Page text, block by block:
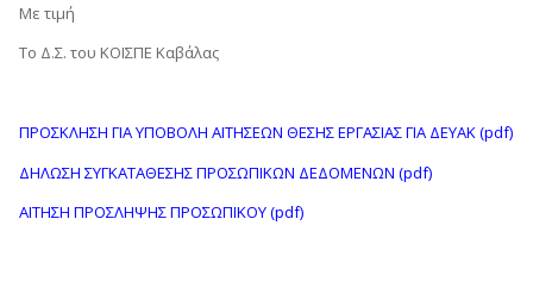
Με τιμή
Το Δ.Σ. του ΚΟΙΣΠΕ Καβάλας
ΠΡΟΣΚΛΗΣΗ ΓΙΑ ΥΠΟΒΟΛΗ ΑΙΤΗΣΕΩΝ ΘΕΣΗΣ ΕΡΓΑΣΙΑΣ ΓΙΑ ΔΕΥΑΚ (pdf)
ΔΗΛΩΣΗ ΣΥΓΚΑΤΑΘΕΣΗΣ ΠΡΟΣΩΠΙΚΩΝ ΔΕΔΟΜΕΝΩΝ (pdf)
ΑΙΤΗΣΗ ΠΡΟΣΛΗΨΗΣ ΠΡΟΣΩΠΙΚΟΥ (pdf)